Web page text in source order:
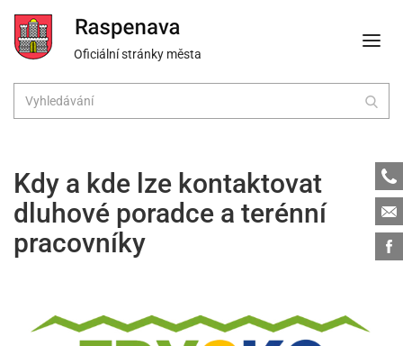
Oficiální stránky města
Kdy a kde lze kontaktovat
dluhové poradce a terénní
pracovníky